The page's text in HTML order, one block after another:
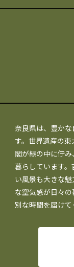
奈良県は、豊か
す。世界遺産の
閣が緑の中に佇
暮らしています
い風景も大きな
な空気感が日々
別な時間を届けて